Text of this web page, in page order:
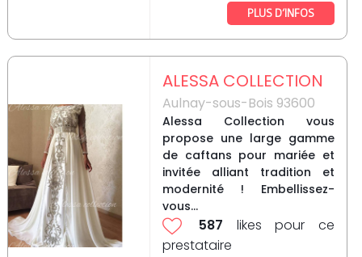
PLUS D’INFOS
ALESSA COLLECTION
Aulnay-sous-Bois 93600
Alessa Collection vous
propose une large gamme
de caftans pour mariée et
invitée alliant tradition et
modernité ! Embellissez-
vous...
587 likes pour ce
prestataire